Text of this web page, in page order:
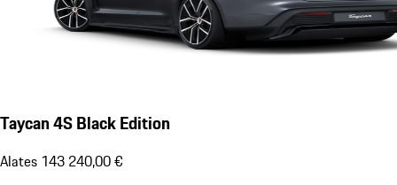
Taycan 4S Black Edition
Alates 143 240,00 €